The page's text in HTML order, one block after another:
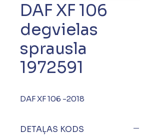
DAF XF 106
degvielas
sprausla
1972591
DAF XF 106 -2018
DETAĻAS KODS